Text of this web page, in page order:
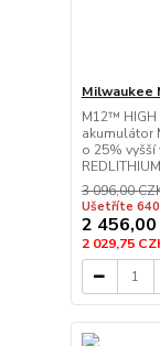
Milwaukee
M12™
akumulátor
o 25%
3 096,00
Ušetříte
2 456,00
2 029,75